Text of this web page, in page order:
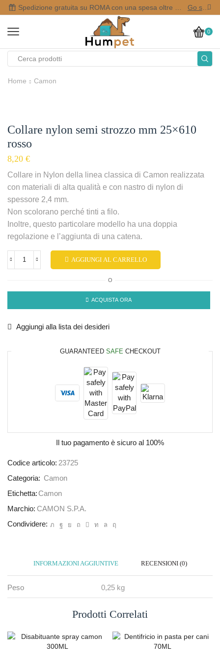
Go shop
0
Home Camon
Collare nylon semi strozzo mm 25×610
rosso
8,20 €
Collare in Nylon della linea classica di Camon realizzata
con materiali di alta qualità e con nastro di nylon di
spessore 2,4 mm.
Non scolorano perché tinti a filo.
Inoltre, questo particolare modello ha una doppia
regolazione e l’aggiunta di una catena.
AGGIUNGI AL CARRELLO
O
ACQUISTA ORA
Aggiungi alla lista dei desideri
GUARANTEED SAFE CHECKOUT
Il tuo pagamento è sicuro al 100%
Codice articolo: 23725
Categoria: Camon
Etichetta:Camon
Marchio: CAMON S.P.A.
Condividere:
INFORMAZIONI AGGIUNTIVE RECENSIONI (0)
Peso 0,25 kg
Prodotti Correlati